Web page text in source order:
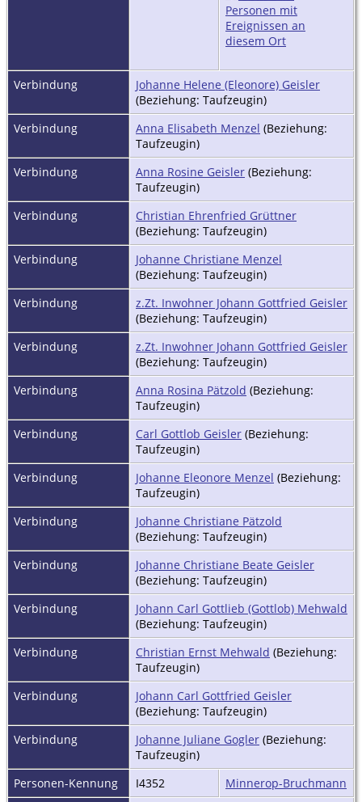
Verbindung
Johanne Helene (Eleonore) Geisler
(Beziehung: Taufzeugin)
Verbindung
Anna Elisabeth Menzel (Beziehung:
Taufzeugin)
Verbindung
Anna Rosine Geisler (Beziehung:
Taufzeugin)
Verbindung
Christian Ehrenfried Grüttner
(Beziehung: Taufzeugin)
Verbindung
Johanne Christiane Menzel
(Beziehung: Taufzeugin)
Verbindung
z.Zt. Inwohner Johann Gottfried Geisler
(Beziehung: Taufzeugin)
Verbindung
z.Zt. Inwohner Johann Gottfried Geisler
(Beziehung: Taufzeugin)
Verbindung
Anna Rosina Pätzold (Beziehung:
Taufzeugin)
Verbindung
Carl Gottlob Geisler (Beziehung:
Taufzeugin)
Verbindung
Johanne Eleonore Menzel (Beziehung:
Taufzeugin)
Verbindung
Johanne Christiane Pätzold
(Beziehung: Taufzeugin)
Verbindung
Johanne Christiane Beate Geisler
(Beziehung: Taufzeugin)
Verbindung
Johann Carl Gottlieb (Gottlob) Mehwald
(Beziehung: Taufzeugin)
Verbindung
Christian Ernst Mehwald (Beziehung:
Taufzeugin)
Verbindung
Johann Carl Gottfried Geisler
(Beziehung: Taufzeugin)
Verbindung
Johanne Juliane Gogler (Beziehung:
Taufzeugin)
Personen-Kennung
I4352
Minnerop-Bruchmann